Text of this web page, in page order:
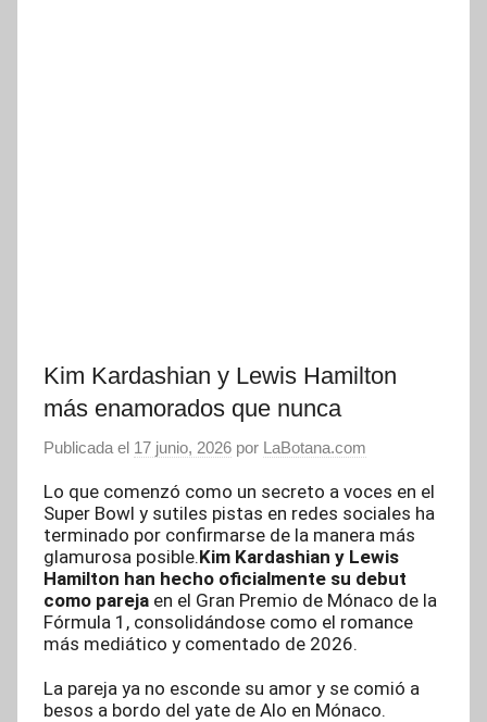
Kim Kardashian y Lewis Hamilton
más enamorados que nunca
Publicada el 17 junio, 2026 por LaBotana.com
Lo que comenzó como un secreto a voces en el
Super Bowl y sutiles pistas en redes sociales ha
terminado por confirmarse de la manera más
glamurosa posible.Kim Kardashian y Lewis
Hamilton han hecho oficialmente su debut
como pareja en el Gran Premio de Mónaco de la
Fórmula 1, consolidándose como el romance
más mediático y comentado de 2026.
La pareja ya no esconde su amor y se comió a
besos a bordo del yate de Alo en Mónaco.